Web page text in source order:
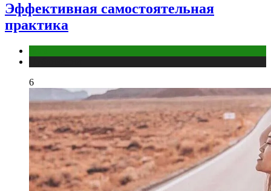
Эффективная самостоятельная
практика
6